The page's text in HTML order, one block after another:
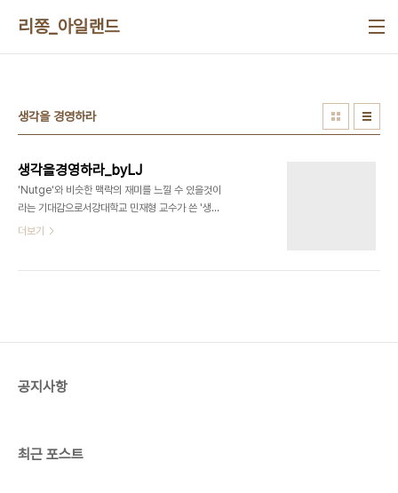
리쫑_아일랜드
생각을 경영하라
생각을경영하라_byLJ
'Nutge'와 비슷한 맥락의 재미를 느낄 수 있을것이
라는 기대감으로서강대학교 민재형 교수가 쓴 '생각
을 경영하라' 라는 책을 읽었다. 인간이 저지를 수 있
라.9. 실패를 스승으로 모셔라.10. 좋은 의사결정 방
더보기
공지사항
최근 포스트